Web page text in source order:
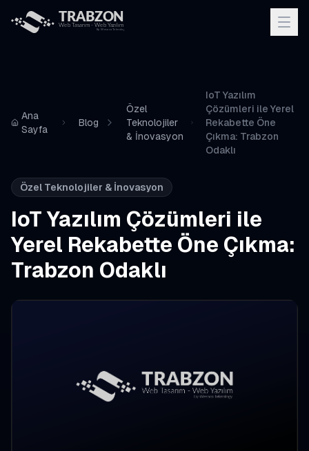
Ana
Sayfa
Blog
Özel
Teknolojiler
& İnovasyon
IoT Yazılım
Çözümleri ile Yerel
Rekabette Öne
Çıkma: Trabzon
Odaklı
Özel Teknolojiler & İnovasyon
IoT Yazılım Çözümleri ile
Yerel Rekabette Öne Çıkma:
Trabzon Odaklı